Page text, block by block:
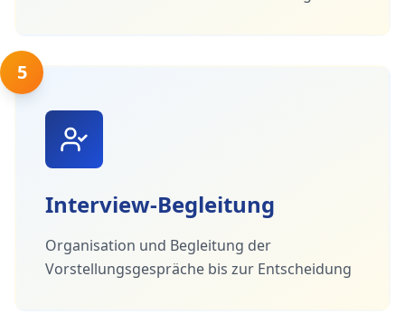
5
Interview-Begleitung
Organisation und Begleitung der
Vorstellungsgespräche bis zur Entscheidung